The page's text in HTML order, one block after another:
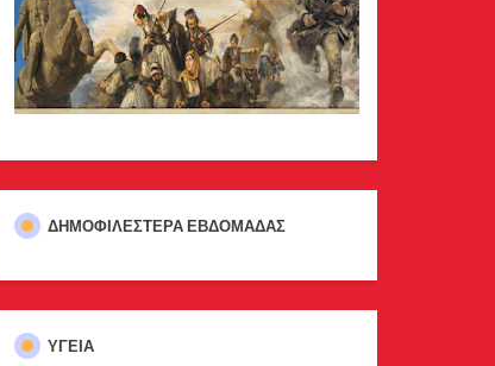
ΔΗΜΟΦΙΛΈΣΤΕΡΑ ΕΒΔΟΜΆΔΑΣ
ΥΓΕΙΑ